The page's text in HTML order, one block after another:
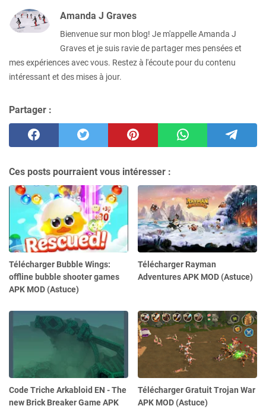
Amanda J Graves
Bienvenue sur mon blog! Je m'appelle Amanda J
Graves et je suis ravie de partager mes pensées et
mes expériences avec vous. Restez à l'écoute pour du contenu
intéressant et des mises à jour.
Partager :
Ces posts pourraient vous intéresser :
Télécharger Bubble Wings:
offline bubble shooter games
APK MOD (Astuce)
Télécharger Rayman
Adventures APK MOD (Astuce)
Code Triche Arkabloid EN - The
new Brick Breaker Game APK
Télécharger Gratuit Trojan War
APK MOD (Astuce)